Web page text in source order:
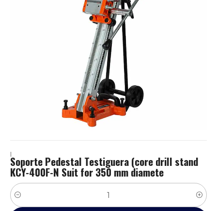
|
Soporte Pedestal Testiguera (core drill stand
KCY-400F-N Suit for 350 mm diamete
Cantidad